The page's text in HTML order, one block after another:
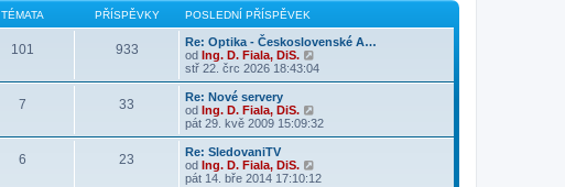
e
d
n
í
p
ř
s
p
ě
v
e
k
p
o
s
l
e
í
p
ř
s
p
ě
z
i
p
o
e
p
TÉMATA PŘÍSPĚVKY POSLEDNÍ PŘÍSPĚVEK
101 933
Re: Optika - Československé A…
od Ing. D. Fiala, DiS.
o
b
z
o
stř 22. črc 2026 18:43:04
7 33
Re: Nové servery
od Ing. D. Fiala, DiS.
o
b
z
pát 29. kvě 2009 15:09:32
6 23
Re: SledovaniTV
od Ing. D. Fiala, DiS.
o
pát 14. bře 2014 17:10:12